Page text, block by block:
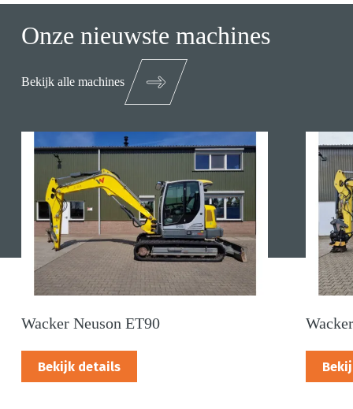
Onze nieuwste machines
Bekijk alle machines
Wacker Neuson ET90
Bekijk details